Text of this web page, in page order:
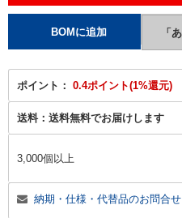
ポイント： 0.4ポイント(1%還元)
送料： 送料無料でお届けします
3,000個以上
納期・仕様・代替品のお問合せ